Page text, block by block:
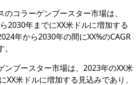
コラーゲンブースター市場は、
2030年までにXX米ドルに増加する
年から2030年の間にXX%のCAGR
ンブースター市場は、2023年のXX米
XX米ドルに増加する見込みであり、